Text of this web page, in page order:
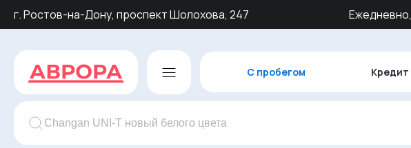
г. Ростов-на-Дону, проспект Шолохова, 247
С пробегом Кредит